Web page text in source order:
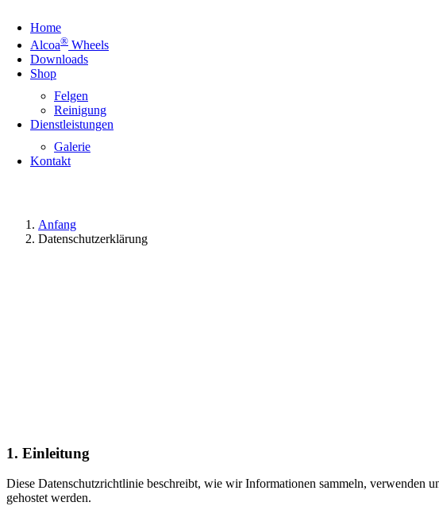
Home
Alcoa® Wheels
Downloads
Shop
Felgen
Reinigung
Dienstleistungen
Galerie
Kontakt
Anfang
Datenschutzerklärung
1. Einleitung
Diese Datenschutzrichtlinie beschreibt, wie wir Informationen sammeln, verwenden
gehostet werden.